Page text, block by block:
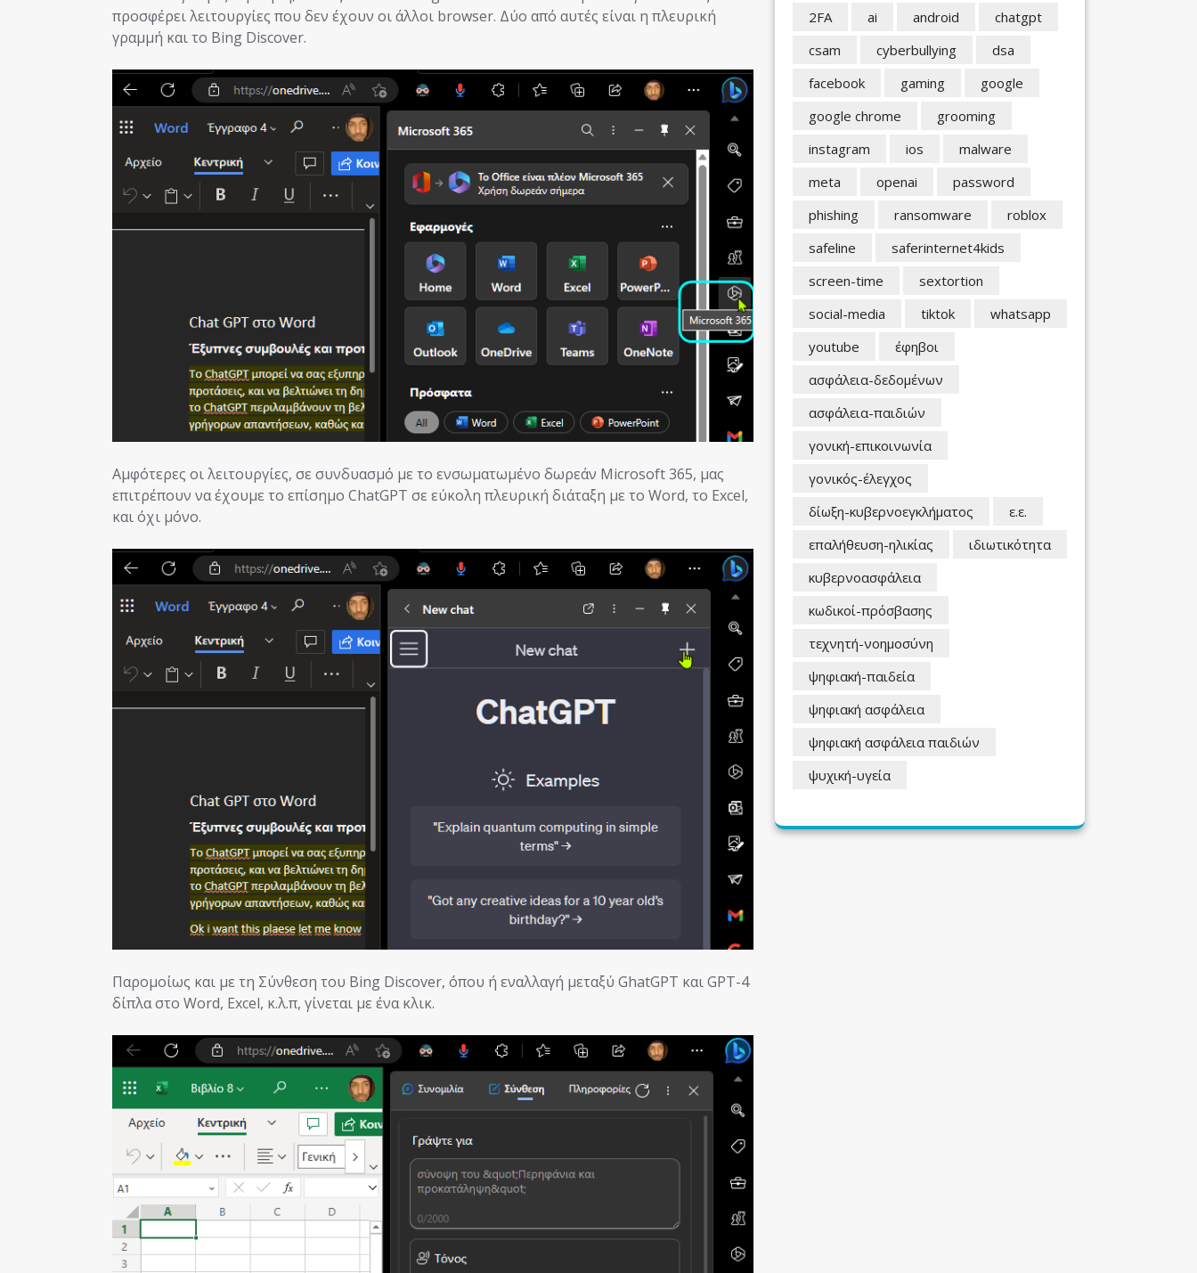
προσφέρει λειτουργίες που δεν έχουν οι άλλοι browser. Δύο από αυτές είναι η πλευρική
γραμμή και το Bing Discover.
Αμφότερες οι λειτουργίες, σε συνδυασμό με το ενσωματωμένο δωρεάν Microsoft 365, μας
επιτρέπουν να έχουμε το επίσημο ChatGPT σε εύκολη πλευρική διάταξη με το Word, το Excel,
και όχι μόνο.
Παρομοίως και με τη Σύνθεση του Bing Discover, όπου ή εναλλαγή μεταξύ GhatGPT και GPT-4
δίπλα στο Word, Excel, κ.λ.π, γίνεται με ένα κλικ.
2FA ai android
chatgpt
csam
cyberbullying
dsa
facebook
gaming
google
google chrome
grooming
instagram
ios
malware
meta
openai
password
phishing
ransomware
roblox
safeline
saferinternet4kids
screen-time
sextortion
social-media
tiktok
whatsapp
youtube
έφηβοι
ασφάλεια-δεδομένων
ασφάλεια-παιδιών
γονική-επικοινωνία
γονικός-έλεγχος
δίωξη-κυβερνοεγκλήματος
ε.ε.
επαλήθευση-ηλικίας
ιδιωτικότητα
κυβερνοασφάλεια
κωδικοί-πρόσβασης
τεχνητή-νοημοσύνη
ψηφιακή-παιδεία
ψηφιακή ασφάλεια
ψηφιακή ασφάλεια παιδιών
ψυχική-υγεία